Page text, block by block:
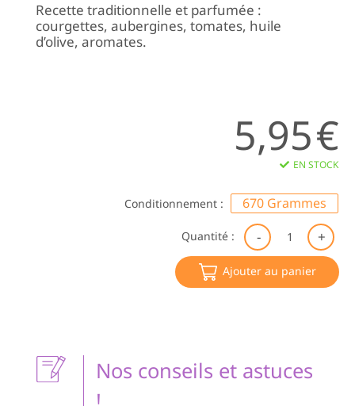
Recette traditionnelle et parfumée :
courgettes, aubergines, tomates, huile
d’olive, aromates.
5,95€
EN STOCK
Conditionnement : 670 Grammes
Quantité :
Ajouter au panier
Nos conseils et astuces
!